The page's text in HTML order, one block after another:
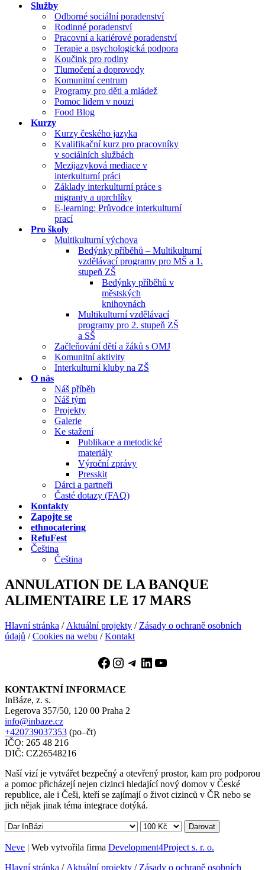
Služby
Odborné sociální poradenství
Rodinné poradenství
Pracovní a kariérové poradenství
Terapie a psychologická podpora
Koučink pro rodiny
Tlumočení a doprovody
Komunitní centrum
Programy pro děti a mládež
Pomoc lidem v nouzi
Food Blog
Kurzy
Kurzy českého jazyka
Kvalifikační kurz pro pracovníky
v sociálních službách
Mezijazyková mediace v
interkulturní práci
Základy interkulturní práce s
migranty a uprchlíky
E-learning: Průvodce interkulturní
prací
Pro školy
Multikulturní výchova
Bedýnky příběhů – Multikulturní
vzdělávací programy pro MŠ a 1.
stupeň ZŠ
Bedýnky příběhů v
městských
knihovnách
Multikulturní vzdělávací
programy pro 2. stupeň ZŠ
a SŠ
Začleňování dětí a žáků s OMJ
Komunitní aktivity
Interkulturní kluby na ZŠ
O nás
Náš příběh
Náš tým
Projekty
Galerie
Ke stažení
Publikace a metodické
materiály
Výroční zprávy
Presskit
Dárci a partneři
Časté dotazy (FAQ)
Kontakty
Zapojte se
ethnocatering
RefuFest
Čeština
Čeština
ANNULATION DE LA BANQUE
ALIMENTAIRE LE 17 MARS
Hlavní stránka / Aktuální projekty / Zásady o ochraně osobních
údajů /Cookies na webu /Kontakt
Facebook
Instagram
Telegram
LinkedIn
YouTube
KONTAKTNÍ INFORMACE
InBáze, z. s.
Legerova 357/50, 120 00 Praha 2
info@inbaze.cz
+420739037353 (po–čt)
IČO: 265 48 216
DIČ: CZ26548216
Naší vizí je vytvářet bezpečný a otevřený prostor, kam pro podporou
a pomoc přicházejí nejen cizinci hledající nový domov v České
republice, ale i Češi, kteří se zajímají o život cizinců v ČR nebo se
jich nějak jinak téma integrace dotýká.
Darovat
Neve | Web vytvořila firma Development4Project s. r. o.
Hlavní stránka / Aktuální projekty / Zásady o ochraně osobních